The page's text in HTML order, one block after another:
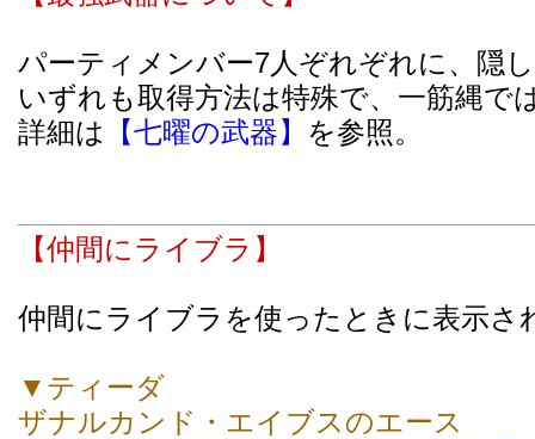
パーティメンバー7人ぞれぞれに、隠
いずれも取得方法は特殊で、一筋縄
詳細は
【七曜の武器】 を参照。
【仲間にライブラ】
仲間にライブラを使ったときに表示さ
▼ティーダ
ザナルカンド・エイブスのエース